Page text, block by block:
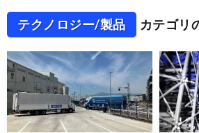
テクノロジー/製品 カテゴリ